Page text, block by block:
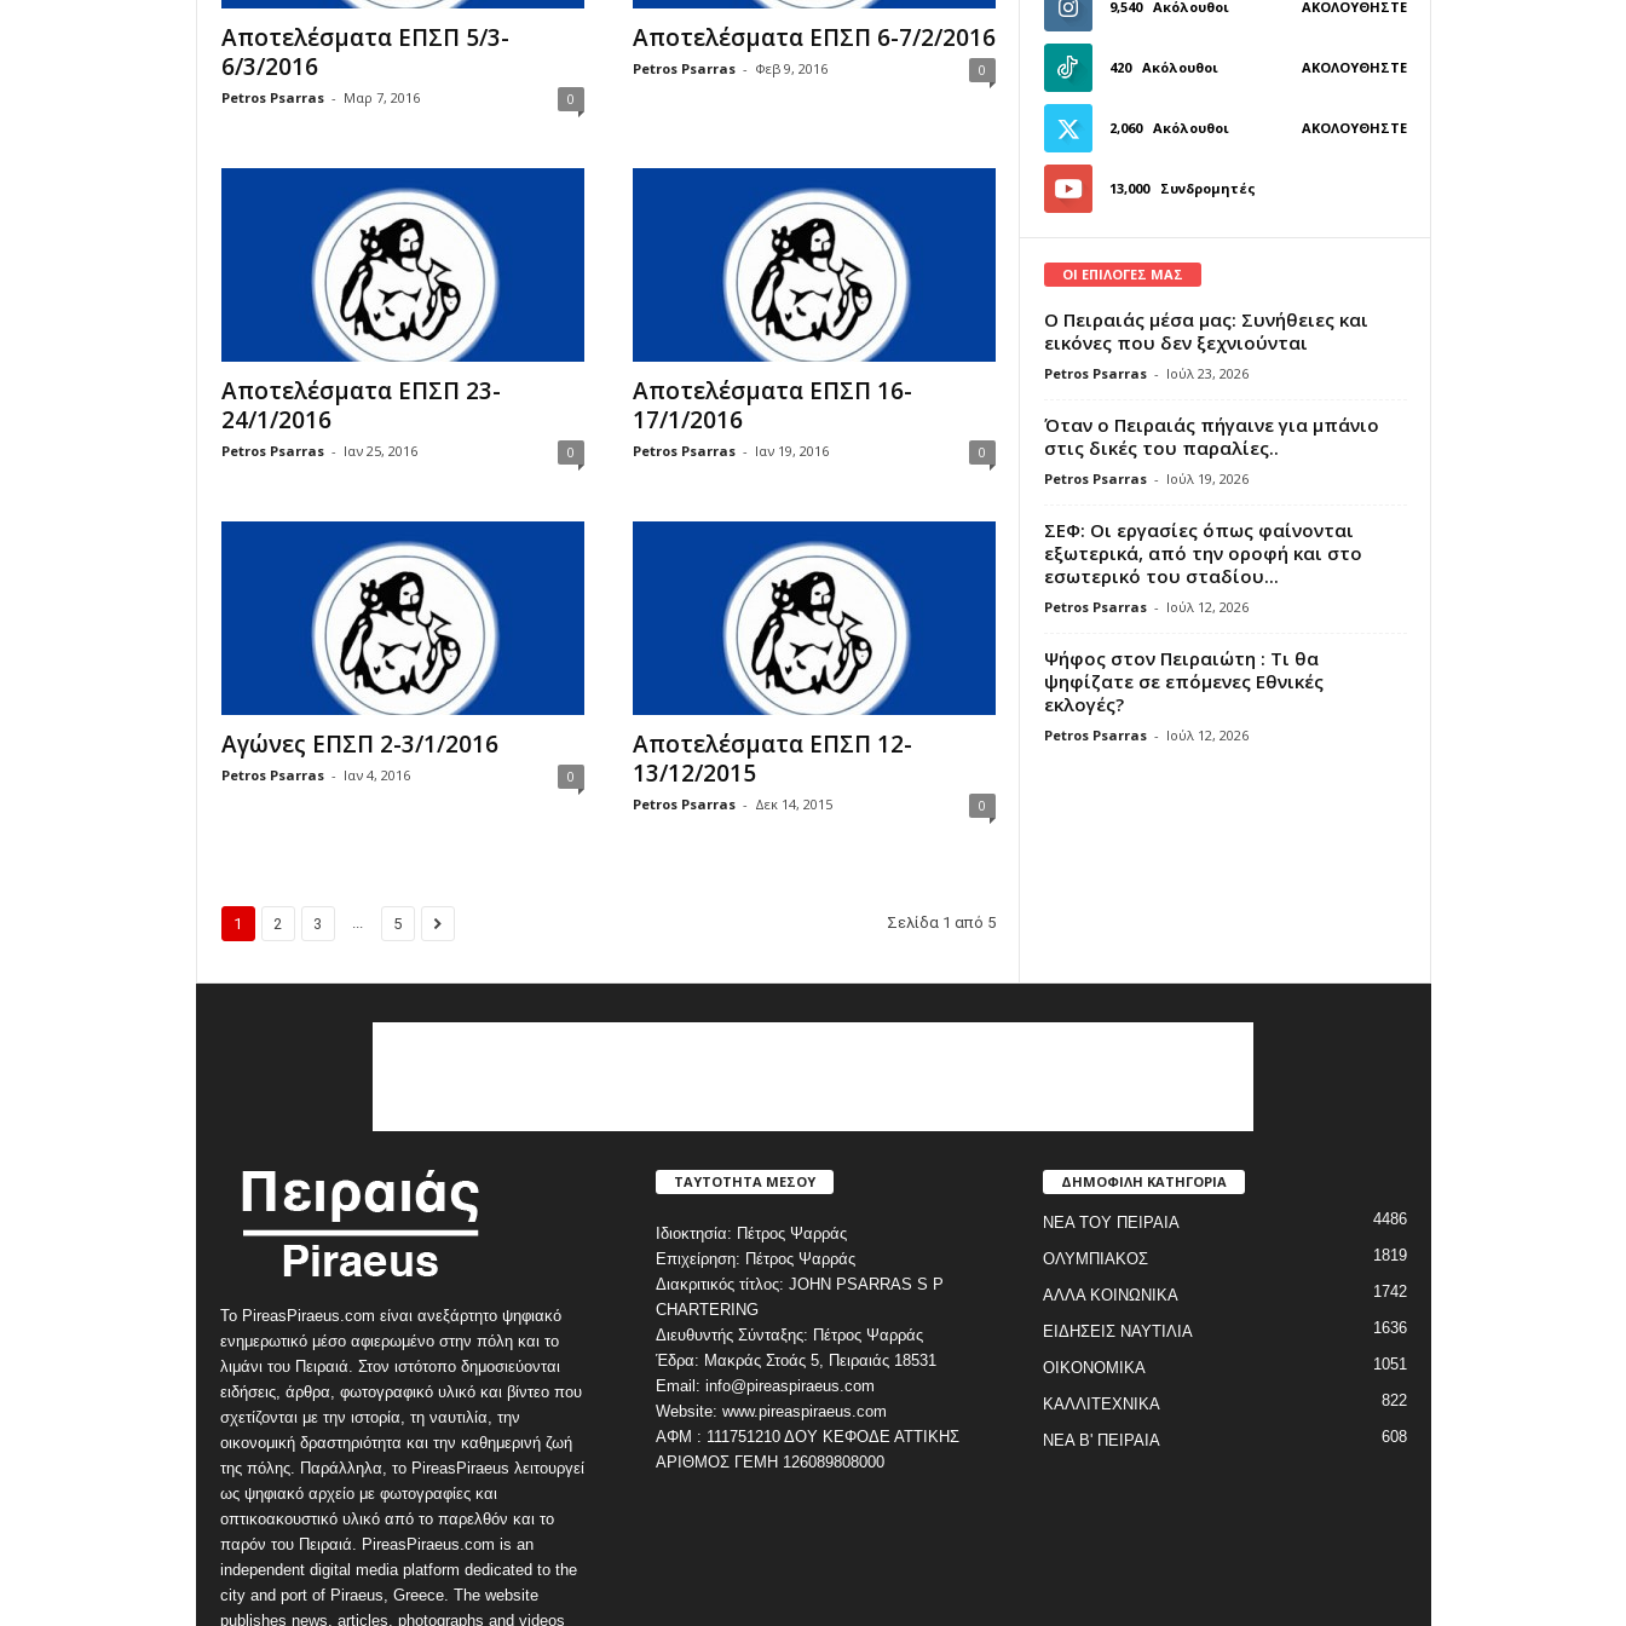
Αποτελέσματα ΕΠΣΠ 5/3-
6/3/2016
Petros Psarras - Μαρ 7, 2016 0
Αποτελέσματα ΕΠΣΠ 6-7/2/2016
Petros Psarras - Φεβ 9, 2016 0
Αποτελέσματα ΕΠΣΠ 23-
24/1/2016
Petros Psarras - Ιαν 25, 2016 0
Αποτελέσματα ΕΠΣΠ 16-
17/1/2016
Petros Psarras - Ιαν 19, 2016 0
Αγώνες ΕΠΣΠ 2-3/1/2016
Petros Psarras - Ιαν 4, 2016 0
Αποτελέσματα ΕΠΣΠ 12-
13/12/2015
Petros Psarras - Δεκ 14, 2015 0
1 2 3 ... 5 Σελίδα 1 από 5
9,540 Ακόλουθοι ΑΚΟΛΟΥΘΉΣΤΕ
420 Ακόλουθοι ΑΚΟΛΟΥΘΉΣΤΕ
2,060 Ακόλουθοι ΑΚΟΛΟΥΘΉΣΤΕ
13,000 Συνδρομητές
ΓΊΝΕΤΕ ΣΥΝΔΡΟΜΗΤΉΣ
ΟΙ ΕΠΙΛΟΓΕΣ ΜΑΣ
Ο Πειραιάς μέσα μας: Συνήθειες και
εικόνες που δεν ξεχνιούνται
Petros Psarras - Ιούλ 23, 2026
Όταν ο Πειραιάς πήγαινε για μπάνιο
στις δικές του παραλίες..
Petros Psarras - Ιούλ 19, 2026
ΣΕΦ: Οι εργασίες όπως φαίνονται
εξωτερικά, από την οροφή και στο
εσωτερικό του σταδίου...
Petros Psarras - Ιούλ 12, 2026
Ψήφος στον Πειραιώτη : Τι θα
ψηφίζατε σε επόμενες Εθνικές
εκλογές?
Petros Psarras - Ιούλ 12, 2026
Το PireasPiraeus.com είναι ανεξάρτητο ψηφιακό
ενημερωτικό μέσο αφιερωμένο στην πόλη και το
λιμάνι του Πειραιά. Στον ιστότοπο δημοσιεύονται
ειδήσεις, άρθρα, φωτογραφικό υλικό και βίντεο που
σχετίζονται με την ιστορία, τη ναυτιλία, την
οικονομική δραστηριότητα και την καθημερινή ζωή
της πόλης. Παράλληλα, το PireasPiraeus λειτουργεί
ως ψηφιακό αρχείο με φωτογραφίες και
οπτικοακουστικό υλικό από το παρελθόν και το
παρόν του Πειραιά. PireasPiraeus.com is an
independent digital media platform dedicated to the
city and port of Piraeus, Greece. The website
publishes news, articles, photographs and videos
ΤΑΥΤΟΤΗΤΑ ΜΕΣΟΥ
Ιδιοκτησία: Πέτρος Ψαρράς
Επιχείρηση: Πέτρος Ψαρράς
Διακριτικός τίτλος: JOHN PSARRAS S P
CHARTERING
Διευθυντής Σύνταξης: Πέτρος Ψαρράς
Έδρα: Μακράς Στοάς 5, Πειραιάς 18531
Email: info@pireaspiraeus.com
Website: www.pireaspiraeus.com
ΑΦΜ : 111751210 ΔΟΥ ΚΕΦΟΔΕ ΑΤΤΙΚΗΣ
ΑΡΙΘΜΟΣ ΓΕΜΗ 126089808000
ΔΗΜΟΦΙΛΗ ΚΑΤΗΓΟΡΙΑ
ΝΕΑ ΤΟΥ ΠΕΙΡΑΙΑ 4486
ΟΛΥΜΠΙΑΚΟΣ 1819
ΑΛΛΑ ΚΟΙΝΩΝΙΚΑ 1742
ΕΙΔΗΣΕΙΣ ΝΑΥΤΙΛΙΑ 1636
ΟΙΚΟΝΟΜΙΚΑ 1051
ΚΑΛΛΙΤΕΧΝΙΚΑ 822
ΝΕΑ Β' ΠΕΙΡΑΙΑ 608